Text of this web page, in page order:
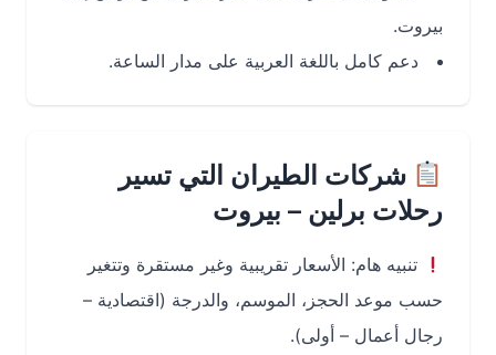
بيروت.
دعم كامل باللغة العربية على مدار الساعة.
شركات الطيران التي تسير
رحلات برلين – بيروت
تنبيه هام: الأسعار تقريبية وغير مستقرة وتتغير
حسب موعد الحجز، الموسم، والدرجة (اقتصادية –
رجال أعمال – أولى).